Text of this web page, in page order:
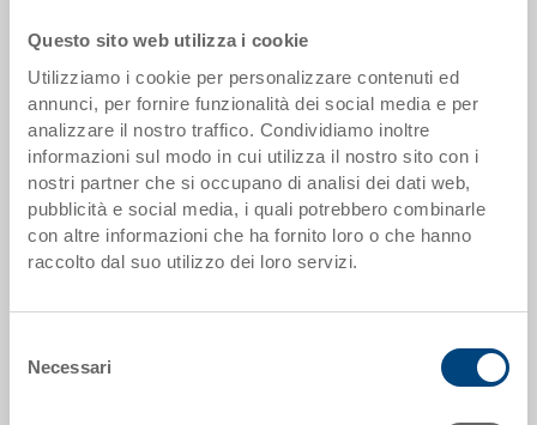
Questo sito web utilizza i cookie
Utilizziamo i cookie per personalizzare contenuti ed
annunci, per fornire funzionalità dei social media e per
analizzare il nostro traffico. Condividiamo inoltre
informazioni sul modo in cui utilizza il nostro sito con i
nostri partner che si occupano di analisi dei dati web,
pubblicità e social media, i quali potrebbero combinarle
con altre informazioni che ha fornito loro o che hanno
raccolto dal suo utilizzo dei loro servizi.
delNecessari
Aggiungere al carrello
Quantità minima ordine: 500 pezzi
Dati articolo
Codice
33-1208N-634-0300.7000